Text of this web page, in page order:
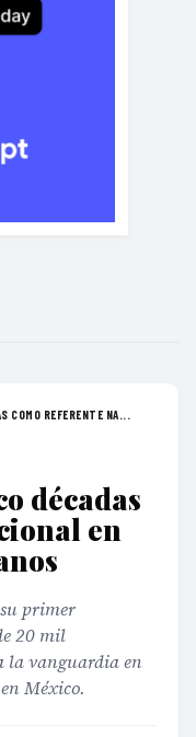
COMO REFERENTE NA...
décadas
en
primer
20 mil
la vanguardia en
México.